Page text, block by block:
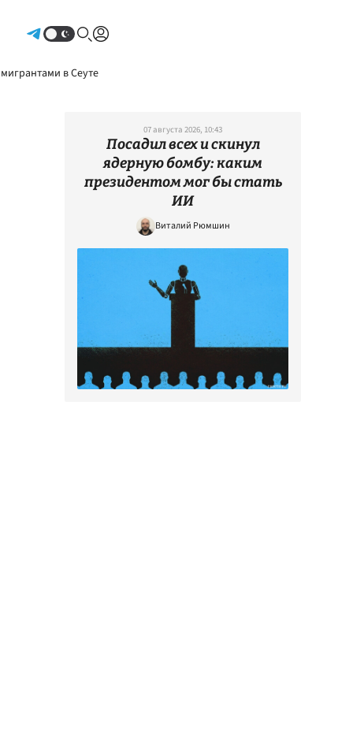
в Сеуте
07 августа 2026, 10:43
Посадил всех и скинул
ядерную бомбу: каким
президентом мог бы стать
ИИ
Виталий Рюмшин